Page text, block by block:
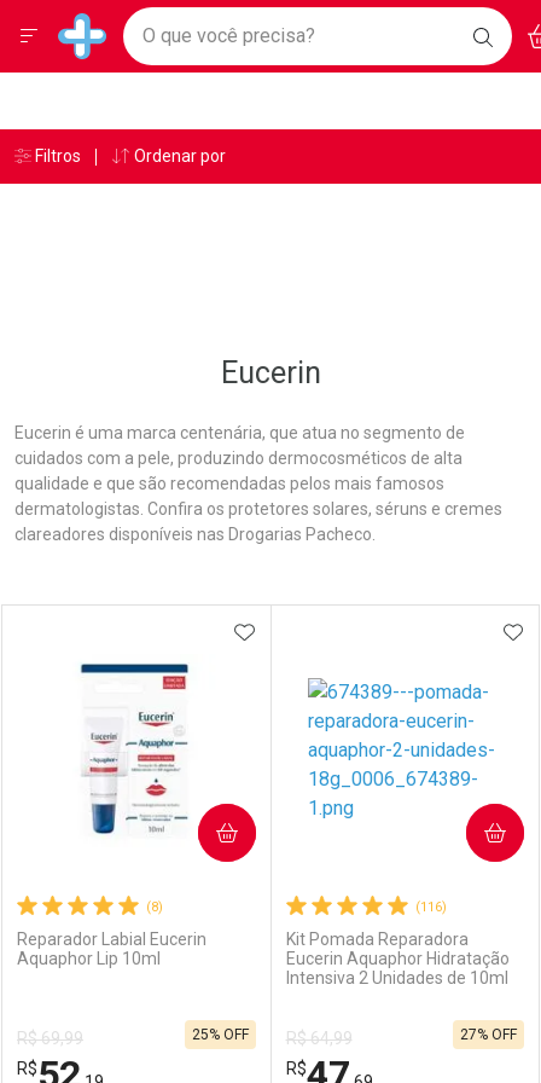
Drogarias Pacheco
Baixe nosso APP e aproveite Ofertas Exclusivas!
BAIXE
O APP
Ir direto para a home
pela página
Ir direto para o conteúdo
Ir direto para a busca
Ir direto para a ajuda
Ir direto para a notificações
Faça a sua busca
O que você precisa?
Menu
Breadcrumb
Drogarias Pacheco Eucerin
Eucerin
Eucerin é uma marca centenária, que atua no segmento de
cuidados com a pele, produzindo dermocosméticos de alta
qualidade e que são recomendadas pelos mais famosos
dermatologistas. Confira os protetores solares, séruns e cremes
clareadores disponíveis nas Drogarias Pacheco.
(8)
Reparador Labial Eucerin
Aquaphor Lip 10ml
R$ 69,99
R$
25% OFF
ADICIONAR AOS FAVORITOS
COMPRAR
(116)
Kit Pomada Reparadora
Eucerin Aquaphor Hidratação
Intensiva 2 Unidades de 10ml
R$ 64,99
R$
27% OFF
COMPRAR
Âncoras
Filtros Ordenar por